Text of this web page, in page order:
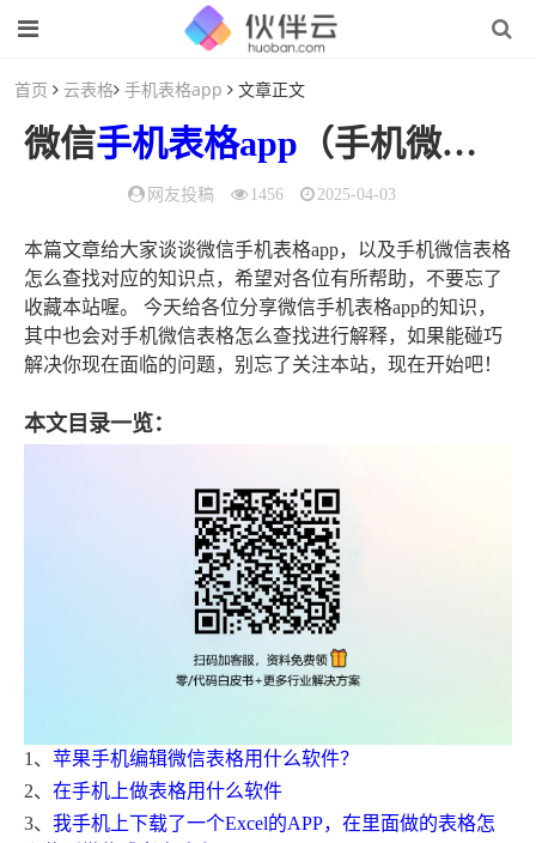
首页 云表格 手机表格app 文章正文
微信手机表格app （手机微信
网友投稿 1456 2025-04-03
本篇文章给大家谈谈微信手机表格app，以及手机微信表格
怎么查找对应的知识点，希望对各位有所帮助，不要忘了
收藏本站喔。 今天给各位分享微信手机表格app的知识，
其中也会对手机微信表格怎么查找进行解释，如果能碰巧
解决你现在面临的问题，别忘了关注本站，现在开始吧！
本文目录一览：
1、 苹果手机编辑微信表格用什么软件？
2、 在手机上做表格用什么软件
3、 我手机上下载了一个Excel的APP，在里面做的表格怎